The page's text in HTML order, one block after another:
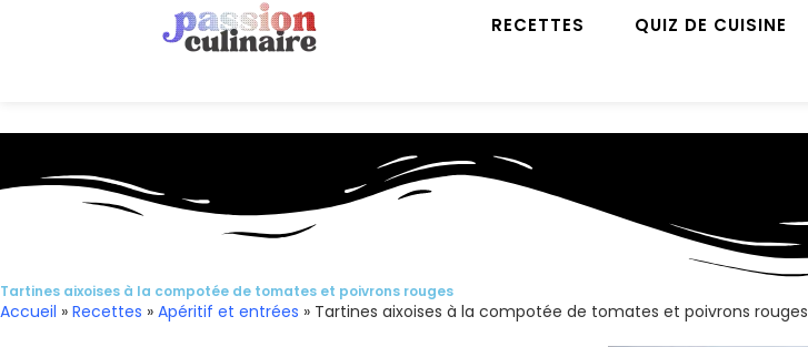
RECETTES QUIZ DE CUISINE
Tartines aixoises à la compotée de tomates et poivrons rouges
Accueil » Recettes » Apéritif et entrées » Tartines aixoises à la compotée de tomates et poivrons rouges